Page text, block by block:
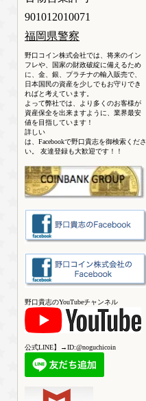
901012010071
福岡県警察
野口コイン株式会社では、将来のイン
フレや、国家の財政破綻に備えるため
に、金、銀、プラチナの輸入販売で、
日本国民の資産を少しでもお守りでき
ればと考えています。
よって弊社では、より多くのお客様が
資産保全を出来ますように、業界最安
値を目指しています！
詳しい
は、Facebookで野口貴志を御検索くださ
い。 友達登録も大歓迎です！！
野口貴志のYouTubeチャンネル
公式LINE】→ID:@noguchicoin